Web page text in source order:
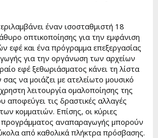
έναν ισοσταθμιστή 18
οπτικοποίησης για την εμφάνιση
εφέ και ένα πρόγραμμα επεξεργασίας
για την οργάνωση των αρχείων
εφέ ξεθωριάσματος κάνει τη λίστα
να μοιάζει με ατελείωτο μουσικό
λειτουργία ομαλοποίησης της
αποφεύγει τις δραστικές αλλαγές
κομματιών. Επίσης, οι κύριες
προγράμματος αναπαραγωγής μπορούν
από καθολικά πλήκτρα πρόσβασης.